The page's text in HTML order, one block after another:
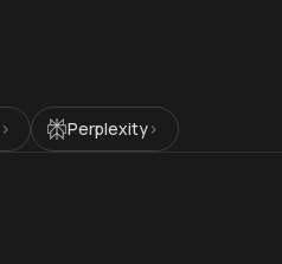
› Perplexity›